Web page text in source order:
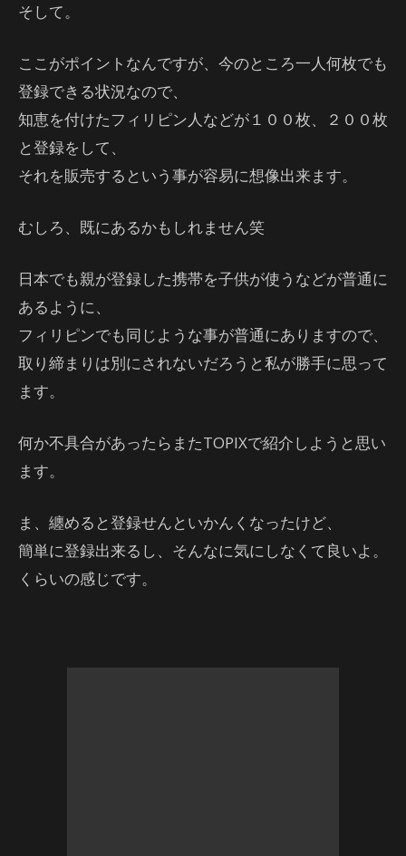
そして。
ここがポイントなんですが、今のところ一人何枚でも
登録できる状況なので、
知恵を付けたフィリピン人などが１００枚、２００枚
と登録をして、
それを販売するという事が容易に想像出来ます。
むしろ、既にあるかもしれません笑
日本でも親が登録した携帯を子供が使うなどが普通に
あるように、
フィリピンでも同じような事が普通にありますので、
取り締まりは別にされないだろうと私が勝手に思って
ます。
何か不具合があったらまたTOPIXで紹介しようと思い
ます。
ま、纏めると登録せんといかんくなったけど、
簡単に登録出来るし、そんなに気にしなくて良いよ。
くらいの感じです。